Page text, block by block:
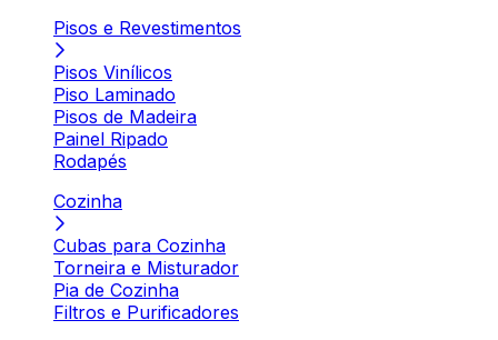
Pisos e Revestimentos
Pisos Vinílicos
Piso Laminado
Pisos de Madeira
Painel Ripado
Rodapés
Cozinha
Cubas para Cozinha
Torneira e Misturador
Pia de Cozinha
Filtros e Purificadores